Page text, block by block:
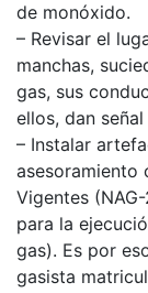
de monóxido.
– Revisar el
manchas,
gas, sus
ellos, dan
– Instalar
asesoramiento
Vigentes
para la
gas). Es por
gasista